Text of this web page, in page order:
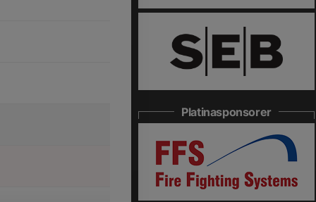
Platinasponsorer